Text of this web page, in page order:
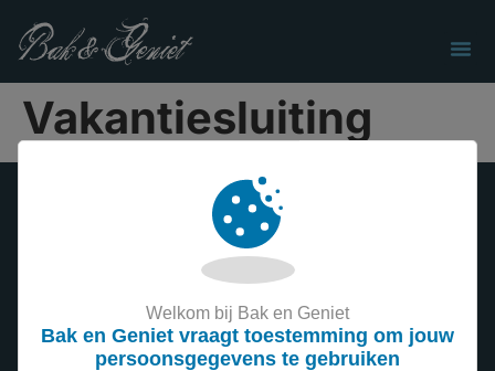
Vakantiesluiting
Bak en Geniet is een gezellige bakwinkel in het
centrum van Veenendaal. De lekkerste bakmixen voor
Welkom bij Bak en Geniet
Bak en Geniet vraagt toestemming om jouw
persoonsgegevens te gebruiken